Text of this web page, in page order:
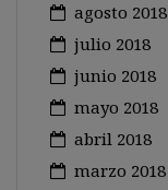
agosto 2018
julio 2018
junio 2018
mayo 2018
abril 2018
marzo 2018